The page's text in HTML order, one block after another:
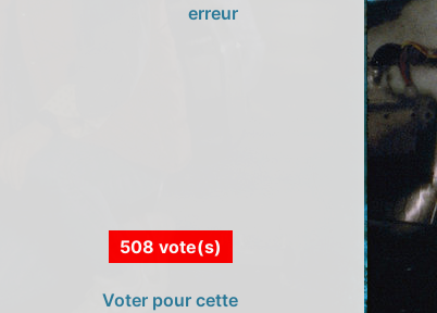
erreur
508 vote(s)
Voter pour cette